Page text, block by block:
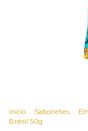
Início . Sabonetes .
Brésil 50g